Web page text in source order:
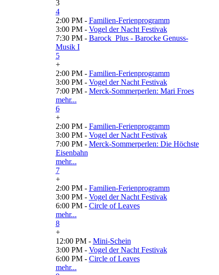
3
4
2:00 PM - Familien-Ferienprogramm
3:00 PM - Vogel der Nacht Festivak
7:30 PM - Barock_Plus - Barocke Genuss-
Musik I
5
+
2:00 PM - Familien-Ferienprogramm
3:00 PM - Vogel der Nacht Festivak
7:00 PM - Merck-Sommerperlen: Mari Froes
mehr...
6
+
2:00 PM - Familien-Ferienprogramm
3:00 PM - Vogel der Nacht Festivak
7:00 PM - Merck-Sommerperlen: Die Höchste
Eisenbahn
mehr...
7
+
2:00 PM - Familien-Ferienprogramm
3:00 PM - Vogel der Nacht Festivak
6:00 PM - Circle of Leaves
mehr...
8
+
12:00 PM - Mini-Schein
3:00 PM - Vogel der Nacht Festivak
6:00 PM - Circle of Leaves
mehr...